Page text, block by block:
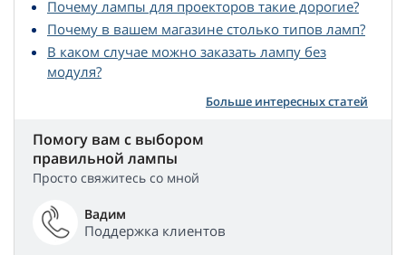
Почему лампы для проекторов такие дорогие?
Почему в вашем магазине столько типов ламп?
В каком случае можно заказать лампу без
модуля?
Больше интересных статей
Помогу вам с выбором
правильной лампы
Просто свяжитесь со мной
Вадим
Поддержка клиентов